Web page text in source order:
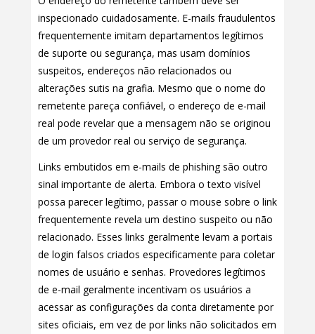
inspecionado cuidadosamente. E-mails fraudulentos
frequentemente imitam departamentos legítimos
de suporte ou segurança, mas usam domínios
suspeitos, endereços não relacionados ou
alterações sutis na grafia. Mesmo que o nome do
remetente pareça confiável, o endereço de e-mail
real pode revelar que a mensagem não se originou
de um provedor real ou serviço de segurança.
Links embutidos em e-mails de phishing são outro
sinal importante de alerta. Embora o texto visível
possa parecer legítimo, passar o mouse sobre o link
frequentemente revela um destino suspeito ou não
relacionado. Esses links geralmente levam a portais
de login falsos criados especificamente para coletar
nomes de usuário e senhas. Provedores legítimos
de e-mail geralmente incentivam os usuários a
acessar as configurações da conta diretamente por
sites oficiais, em vez de por links não solicitados em